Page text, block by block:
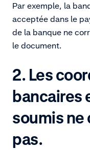
Par exemple, la
acceptée dans le
de la banque ne
le document.
2. Les
bancaires
soumis
pas.